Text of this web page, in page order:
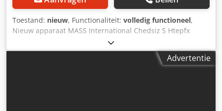
Toestand: nieuw, Functionaliteit: volledig functioneel,
Nieuw apparaat MASS International Chedsiz S Htepfx
Amyja Z-transportband NDZ Hoektransportband / lopende
band Korte levertijden mogelijk Voorbeeld zoals afgebeeld:
Hoogteverstelbaar hoektransportband met verstelbare
Advertentie